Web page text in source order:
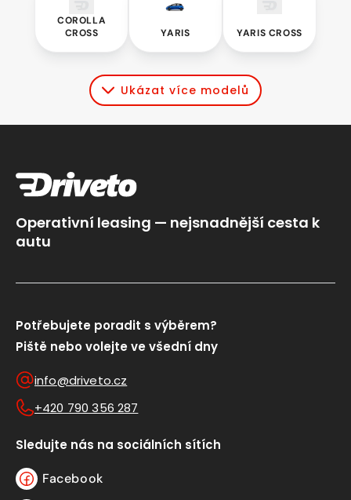
COROLLA
CROSS
YARIS YARIS CROSS
Ukázat více modelů
Operativní leasing — nejsnadnější cesta k
autu
Potřebujete poradit s výběrem?
Piště nebo volejte ve všední dny
info@driveto.cz
+420 790 356 287
Sledujte nás na sociálních sítích
Facebook
Facebook